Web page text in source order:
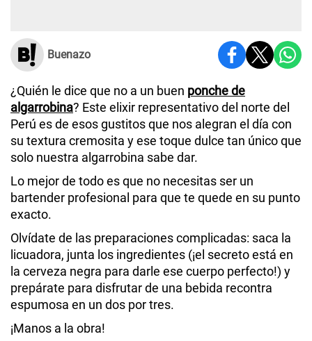
Buenazo
¿Quién le dice que no a un buen ponche de
algarrobina? Este elixir representativo del norte del
Perú es de esos gustitos que nos alegran el día con
su textura cremosita y ese toque dulce tan único que
solo nuestra algarrobina sabe dar.
Lo mejor de todo es que no necesitas ser un
bartender profesional para que te quede en su punto
exacto.
Olvídate de las preparaciones complicadas: saca la
licuadora, junta los ingredientes (¡el secreto está en
la cerveza negra para darle ese cuerpo perfecto!) y
prepárate para disfrutar de una bebida recontra
espumosa en un dos por tres.
¡Manos a la obra!